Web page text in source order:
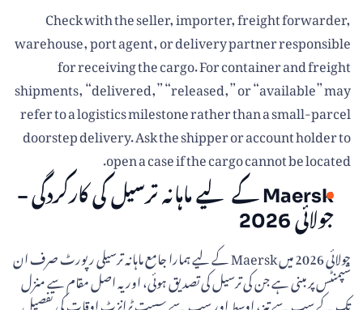
Check with the seller, importer, freight forwarder,
warehouse, port agent, or delivery partner responsible
for receiving the cargo. For container and freight
shipments, “delivered,” “released,” or “available” may
refer to a logistics milestone rather than a small-parcel
doorstep delivery. Ask the shipper or account holder to
open a case if the cargo cannot be located.
Maersk کے لیے ماہانہ ترسیل کی کارکردگی –
جولائی 2026
جولائی 2026 میں Maersk کے لیے ہمارا جامع ماہانہ ترسیلی رپورٹ صرف ان
شپمنٹس پر مبنی ہے جن کی ترسیل کی تصدیق ہوئی، اور یہ اصل مقام سے منزل
تک کے سب سے تیز، اوسط اور سب سے سست ٹرانزٹ اوقات کی تفصیل